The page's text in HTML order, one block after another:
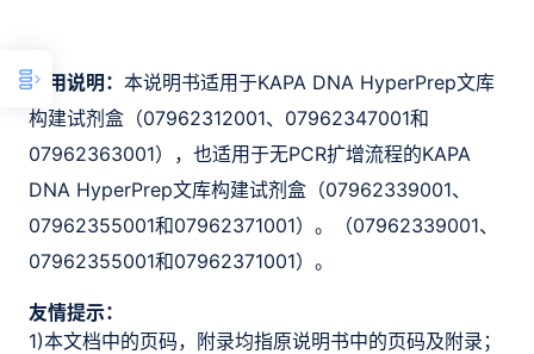
适用说明： 本说明书适用于KAPA DNA HyperPrep文库
构建试剂盒（07962312001、07962347001和
07962363001），也适用于无PCR扩增流程的KAPA
DNA HyperPrep文库构建试剂盒（07962339001、
07962355001和07962371001）。（07962339001、
07962355001和07962371001）。
友情提示：
1)本文档中的页码，附录均指原说明书中的页码及附录；